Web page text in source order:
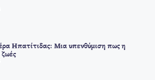
Ηπατίτιδας: Μια υπενθύμιση πως η